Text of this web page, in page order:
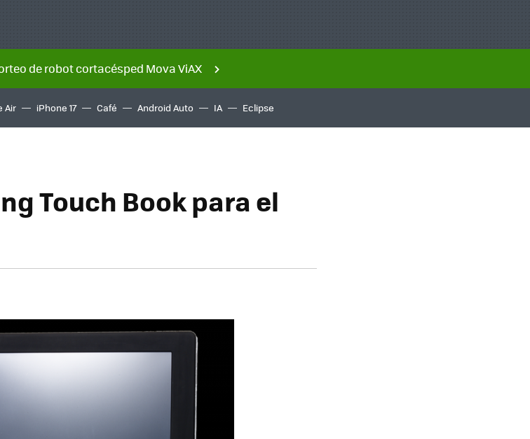
de robot cortacésped Mova ViAX
Air iPhone 17 Café Android Auto IA Eclipse
Touch Book para el